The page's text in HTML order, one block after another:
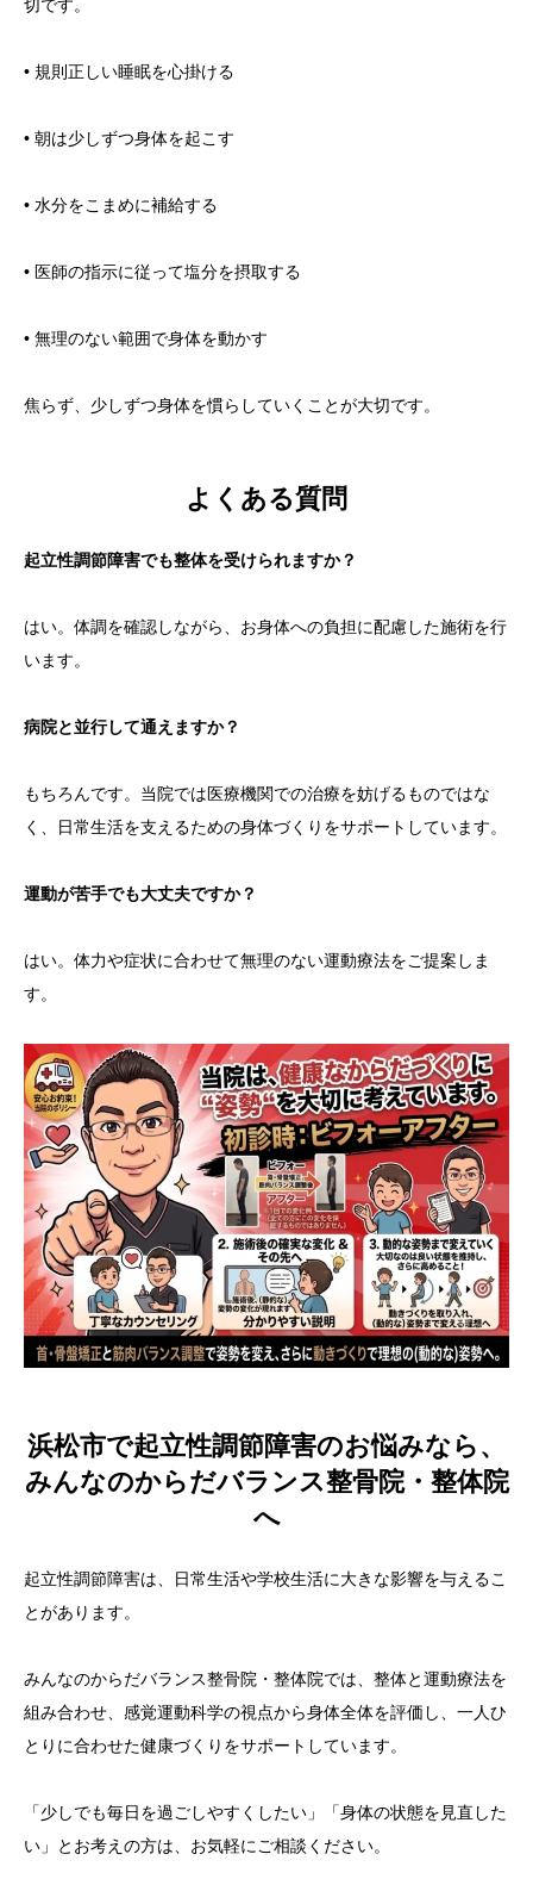
切です。
• 規則正しい睡眠を心掛ける
• 朝は少しずつ身体を起こす
• 水分をこまめに補給する
• 医師の指示に従って塩分を摂取する
• 無理のない範囲で身体を動かす
焦らず、少しずつ身体を慣らしていくことが大切です。
よくある質問
起立性調節障害でも整体を受けられますか？
はい。体調を確認しながら、お身体への負担に配慮した施術を行
います。
病院と並行して通えますか？
もちろんです。当院では医療機関での治療を妨げるものではな
く、日常生活を支えるための身体づくりをサポートしています。
運動が苦手でも大丈夫ですか？
はい。体力や症状に合わせて無理のない運動療法をご提案しま
す。
浜松市で起立性調節障害のお悩みなら、
みんなのからだバランス整骨院・整体院
へ
起立性調節障害は、日常生活や学校生活に大きな影響を与えるこ
とがあります。
みんなのからだバランス整骨院・整体院では、整体と運動療法を
組み合わせ、感覚運動科学の視点から身体全体を評価し、一人ひ
とりに合わせた健康づくりをサポートしています。
「少しでも毎日を過ごしやすくしたい」「身体の状態を見直した
い」とお考えの方は、お気軽にご相談ください。